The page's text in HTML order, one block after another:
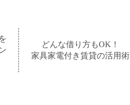
どんな借り方もOK！
家具家電付き賃貸の活用術